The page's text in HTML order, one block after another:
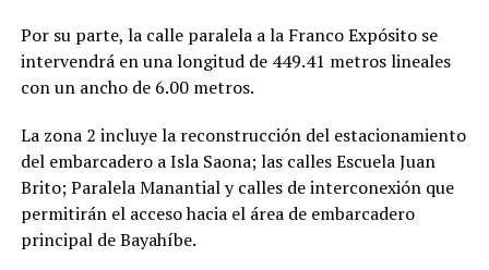
Por su parte, la calle paralela a la Franco Expósito se
intervendrá en una longitud de 449.41 metros lineales
con un ancho de 6.00 metros.
La zona 2 incluye la reconstrucción del estacionamiento
del embarcadero a Isla Saona; las calles Escuela Juan
Brito; Paralela Manantial y calles de interconexión que
permitirán el acceso hacia el área de embarcadero
principal de Bayahíbe.